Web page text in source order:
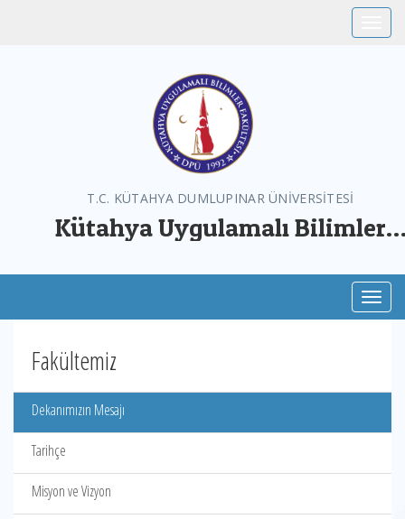
T.C. KÜTAHYA DUMLUPINAR ÜNİVERSİTESİ
Kütahya Uygulamalı Bilimler
Fakültemiz
Dekanımızın Mesajı
Tarihçe
Misyon ve Vizyon